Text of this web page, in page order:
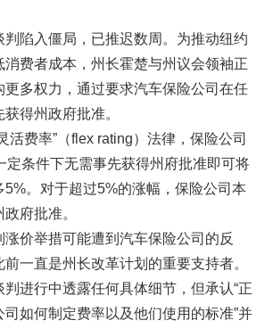
判陷入僵局，已推迟数周。为推动纽约
消费者成本，州长霍楚与州议会领袖正
更多权力，通过要求汽车保险公司在任
得州政府批准。
活费率”（flex rating）法律，保险公司
定条件下无需事先获得州府批准即可将
5%。对于超过5%的涨幅，保险公司本
府批准。
涨价举措可能遭到汽车保险公司的反
一直是州长改革计划的重要支持者。
进行中透露任何具体细节，但承认“正
如何制定费率以及他们使用的标准”并